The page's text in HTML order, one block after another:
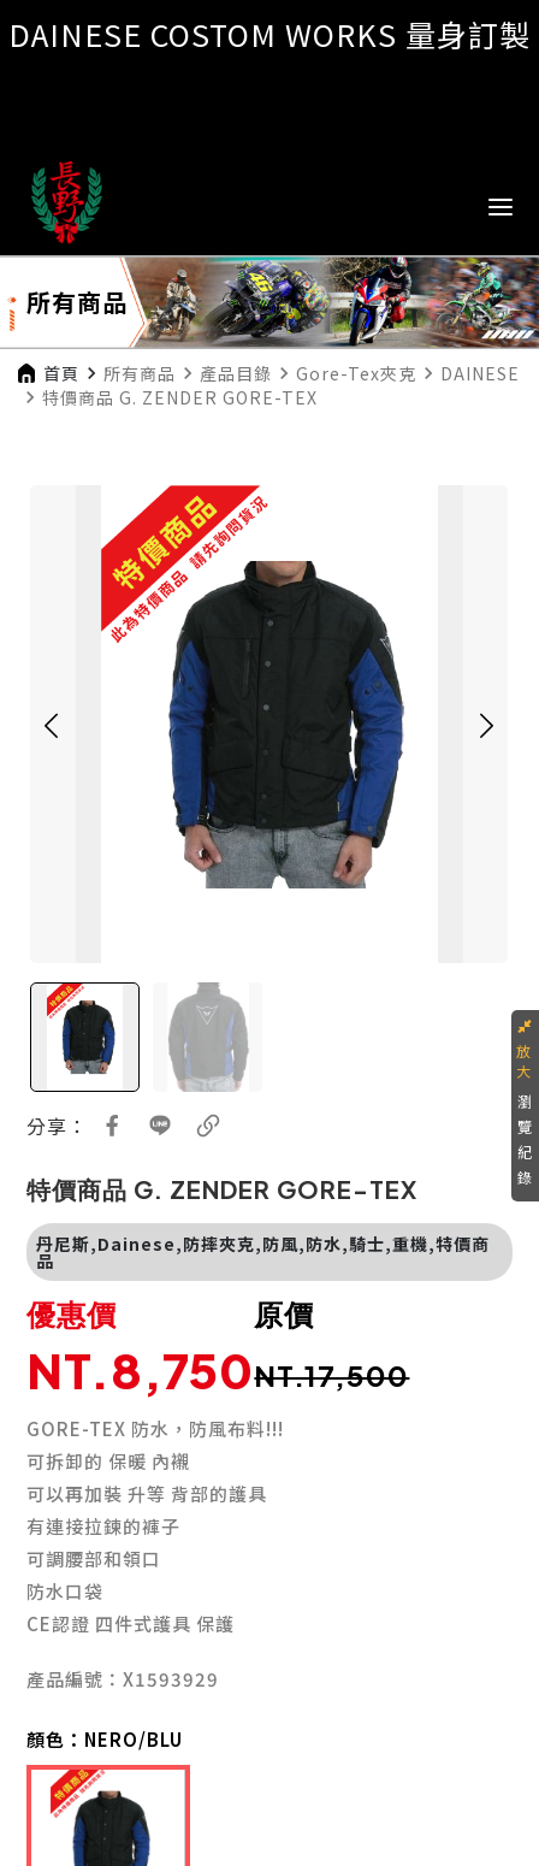
DAINESE COSTOM WORKS 量身訂製
所有商品
首頁 navigate_next 所有商品 navigate_next 產品目錄 navigate_next Gore-Tex夾克 navigate_next DAINESE
navigate_next 特價商品 G. ZENDER GORE-TEX
分享：
特價商品 G. ZENDER GORE-TEX
丹尼斯,Dainese,防摔夾克,防風,防水,騎士,重機,特價商
品
原價
NT.17,500
優惠價
NT.8,750
GORE-TEX 防水，防風布料!!!
可拆卸的 保暖 內襯
可以再加裝 升等 背部的護具
有連接拉鍊的褲子
可調腰部和領口
防水口袋
CE認證 四件式護具 保護
產品編號：X1593929
顏色： NERO/BLU
瀏
覽
紀
錄